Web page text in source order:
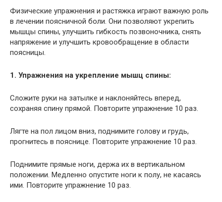
Физические упражнения и растяжка играют важную роль
в лечении поясничной боли. Они позволяют укрепить
мышцы спины, улучшить гибкость позвоночника, снять
напряжение и улучшить кровообращение в области
поясницы.
1. Упражнения на укрепление мышц спины:
Сложите руки на затылке и наклоняйтесь вперед,
сохраняя спину прямой. Повторите упражнение 10 раз.
Лягте на пол лицом вниз, поднимите голову и грудь,
прогнитесь в пояснице. Повторите упражнение 10 раз.
Поднимите прямые ноги, держа их в вертикальном
положении. Медленно опустите ноги к полу, не касаясь
ими. Повторите упражнение 10 раз.